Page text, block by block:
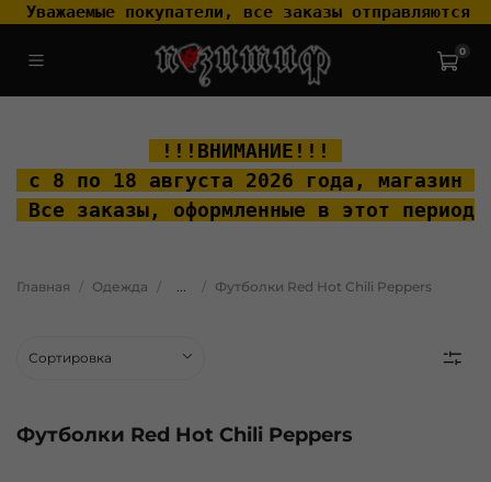
Уважаемые покупатели, все заказы отправляются
0
!!!ВНИМАНИЕ!!!
с 8 по 18 августа 2026 года, магазин
Все заказы, оформленные в этот
Главная Одежда Футболки Red Hot Chili Peppers
Футболки Red Hot Chili Peppers